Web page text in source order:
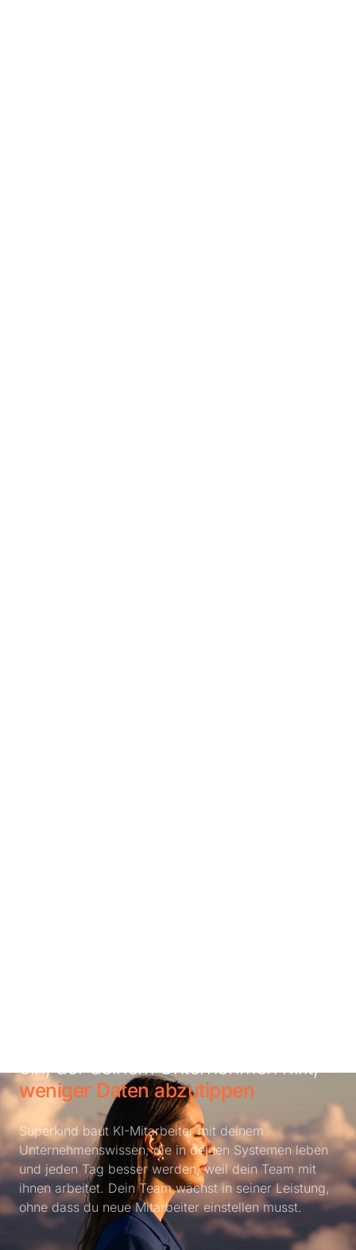
ein, der deinem Unternehmen hilft,
weniger Daten abzutippen
Superkind baut KI-Mitarbeiter mit deinem
Unternehmenswissen, die in deinen Systemen leben
und jeden Tag besser werden, weil dein Team mit
ihnen arbeitet. Dein Team wächst in seiner Leistung,
ohne dass du neue Mitarbeiter einstellen musst.